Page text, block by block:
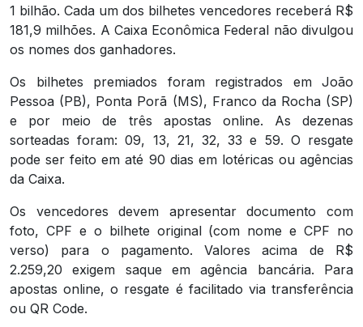
1 bilhão. Cada um dos bilhetes vencedores receberá R$
181,9 milhões. A Caixa Econômica Federal não divulgou
os nomes dos ganhadores.
Os bilhetes premiados foram registrados em João
Pessoa (PB), Ponta Porã (MS), Franco da Rocha (SP)
e por meio de três apostas online. As dezenas
sorteadas foram: 09, 13, 21, 32, 33 e 59. O resgate
pode ser feito em até 90 dias em lotéricas ou agências
da Caixa.
Os vencedores devem apresentar documento com
foto, CPF e o bilhete original (com nome e CPF no
verso) para o pagamento. Valores acima de R$
2.259,20 exigem saque em agência bancária. Para
apostas online, o resgate é facilitado via transferência
ou QR Code.